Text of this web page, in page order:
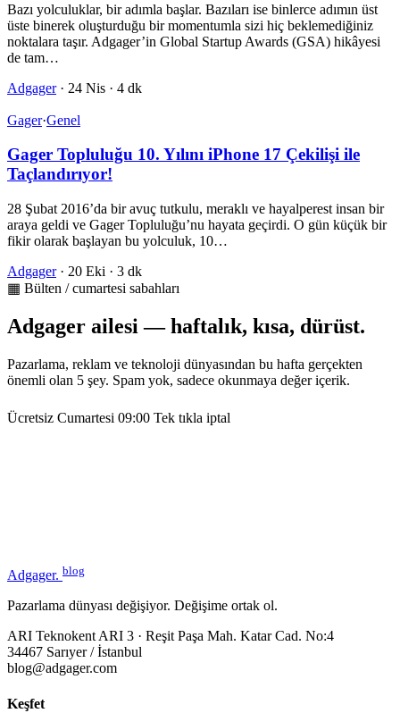
Bazı yolculuklar, bir adımla başlar. Bazıları ise binlerce adımın üst
üste binerek oluşturduğu bir momentumla sizi hiç beklemediğiniz
noktalara taşır. Adgager’in Global Startup Awards (GSA) hikâyesi
de tam…
Adgager · 24 Nis · 4 dk
Gager·Genel
Gager Topluluğu 10. Yılını iPhone 17 Çekilişi ile
Taçlandırıyor!
28 Şubat 2016’da bir avuç tutkulu, meraklı ve hayalperest insan bir
araya geldi ve Gager Topluluğu’nu hayata geçirdi. O gün küçük bir
fikir olarak başlayan bu yolculuk, 10…
Adgager · 20 Eki · 3 dk
▦ Bülten / cumartesi sabahları
Adgager ailesi — haftalık, kısa, dürüst.
Pazarlama, reklam ve teknoloji dünyasından bu hafta gerçekten
önemli olan 5 şey. Spam yok, sadece okunmaya değer içerik.
Ücretsiz Cumartesi 09:00 Tek tıkla iptal
Adgager. blog
Pazarlama dünyası değişiyor. Değişime ortak ol.
ARI Teknokent ARI 3 · Reşit Paşa Mah. Katar Cad. No:4
34467 Sarıyer / İstanbul
blog@adgager.com
Keşfet